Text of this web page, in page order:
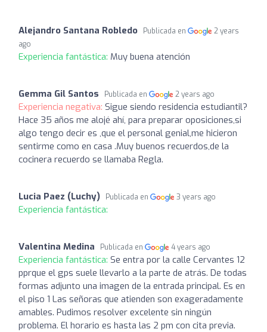
Alejandro Santana Robledo Publicada en
2 years
ago
Experiencia fantástica: Muy buena atención
Gemma Gil Santos Publicada en 2 years ago
Experiencia negativa: Sigue siendo residencia estudiantil?
Hace 35 años me alojé ahí, para preparar oposiciones,si
algo tengo decir es ,que el personal genial,me hicieron
sentirme como en casa .Muy buenos recuerdos,de la
cocinera recuerdo se llamaba Regla.
Lucia Paez (Luchy) Publicada en 3 years ago
Experiencia fantástica:
Valentina Medina Publicada en 4 years ago
Experiencia fantástica: Se entra por la calle Cervantes 12
pprque el gps suele llevarlo a la parte de atrás. De todas
formas adjunto una imagen de la entrada principal. Es en
el piso 1 Las señoras que atienden son exageradamente
amables. Pudimos resolver excelente sin ningún
problema. El horario es hasta las 2 pm con cita previa.